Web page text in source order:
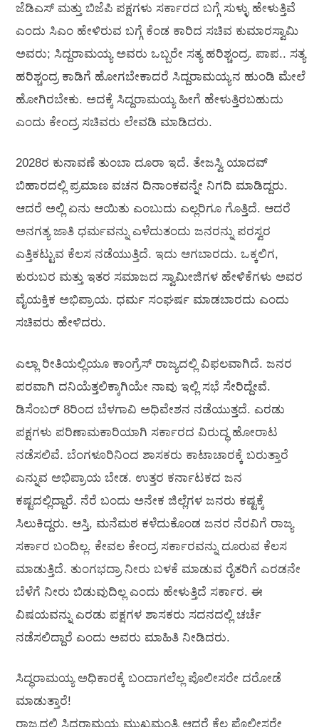
ಜೆಡಿಎಸ್ ಮತ್ತು ಬಿಜೆಪಿ ಪಕ್ಷಗಳು ಸರ್ಕಾರದ ಬಗ್ಗೆ ಸುಳ್ಳು ಹೇಳುತ್ತಿವೆ
ಎಂದು ಸಿಎಂ ಹೇಳಿರುವ ಬಗ್ಗೆ ಕೆಂಡ ಕಾರಿದ ಸಚಿವ ಕುಮಾರಸ್ವಾಮಿ
ಅವರು; ಸಿದ್ದರಾಮಯ್ಯ ಅವರು ಒಬ್ಬರೇ ಸತ್ಯ ಹರಿಶ್ಚಂದ್ರ. ಪಾಪ.. ಸತ್ಯ
ಹರಿಶ್ಚಂದ್ರ ಕಾಡಿಗೆ ಹೋಗಬೇಕಾದರೆ ಸಿದ್ದರಾಮಯ್ಯನ ಹುಂಡಿ ಮೇಲೆ
ಹೋಗಿರಬೇಕು. ಅದಕ್ಕೆ ಸಿದ್ದರಾಮಯ್ಯ ಹೀಗೆ ಹೇಳುತ್ತಿರಬಹುದು
ಎಂದು ಕೇಂದ್ರ ಸಚಿವರು ಲೇವಡಿ ಮಾಡಿದರು.
2028ರ ಕುನಾವಣೆ ತುಂಬಾ ದೂರಾ ಇದೆ. ತೇಜಸ್ವಿ ಯಾದವ್
ಬಿಹಾರದಲ್ಲಿ ಪ್ರಮಾಣ ವಚನ ದಿನಾಂಕವನ್ನೇ ನಿಗದಿ ಮಾಡಿದ್ದರು.
ಆದರೆ ಅಲ್ಲಿ ಏನು ಆಯಿತು ಎಂಬುದು ಎಲ್ಲರಿಗೂ ಗೊತ್ತಿದೆ. ಆದರೆ
ಅನಗತ್ಯ ಜಾತಿ ಧರ್ಮವನ್ನು ಎಳೆದುತಂದು ಜನರನ್ನು ಪರಸ್ವರ
ಎತ್ತಿಕಟ್ಟುವ ಕೆಲಸ ನಡೆಯುತ್ತಿದೆ. ಇದು ಆಗಬಾರದು. ಒಕ್ಕಲಿಗ,
ಕುರುಬರ ಮತ್ತು ಇತರ ಸಮಾಜದ ಸ್ವಾಮೀಜಿಗಳ ಹೇಳಿಕೆಗಳು ಅವರ
ವೈಯಕ್ತಿಕ ಅಭಿಪ್ರಾಯ. ಧರ್ಮ ಸಂಘರ್ಷ ಮಾಡಬಾರದು ಎಂದು
ಸಚಿವರು ಹೇಳಿದರು.
ಎಲ್ಲಾ ರೀತಿಯಲ್ಲಿಯೂ ಕಾಂಗ್ರೆಸ್ ರಾಜ್ಯದಲ್ಲಿ ವಿಫಲವಾಗಿದೆ. ಜನರ
ಪರವಾಗಿ ದನಿಯೆತ್ತಲಿಕ್ಕಾಗಿಯೇ ನಾವು ಇಲ್ಲಿ ಸಭೆ ಸೇರಿದ್ದೇವೆ.
ಡಿಸೆಂಬರ್ 8ರಿಂದ ಬೆಳಗಾವಿ ಅಧಿವೇಶನ ನಡೆಯುತ್ತದೆ. ಎರಡು
ಪಕ್ಷಗಳು ಪರಿಣಾಮಕಾರಿಯಾಗಿ ಸರ್ಕಾರದ ವಿರುದ್ಧ ಹೋರಾಟ
ನಡೆಸಲಿವೆ. ಬೆಂಗಳೂರಿನಿಂದ ಶಾಸಕರು ಕಾಟಾಚಾರಕ್ಕೆ ಬರುತ್ತಾರೆ
ಎನ್ನುವ ಅಭಿಪ್ರಾಯ ಬೇಡ. ಉತ್ತರ ಕರ್ನಾಟಕದ ಜನ
ಕಷ್ಟದಲ್ಲಿದ್ದಾರೆ. ನೆರೆ ಬಂದು ಅನೇಕ ಜಿಲ್ಲೆಗಳ ಜನರು ಕಷ್ಟಕ್ಕೆ
ಸಿಲುಕಿದ್ದರು. ಆಸ್ತಿ, ಮನೆಮಠ ಕಳೆದುಕೊಂಡ ಜನರ ನೆರವಿಗೆ ರಾಜ್ಯ
ಸರ್ಕಾರ ಬಂದಿಲ್ಲ. ಕೇವಲ ಕೇಂದ್ರ ಸರ್ಕಾರವನ್ನು ದೂರುವ ಕೆಲಸ
ಮಾಡುತ್ತಿದೆ. ತುಂಗಭದ್ರಾ ನೀರು ಬಳಕೆ ಮಾಡುವ ರೈತರಿಗೆ ಎರಡನೇ
ಬೆಳೆಗೆ ನೀರು ಬಿಡುವುದಿಲ್ಲ ಎಂದು ಹೇಳುತ್ತಿದೆ ಸರ್ಕಾರ. ಈ
ವಿಷಯವನ್ನು ಎರಡು ಪಕ್ಷಗಳ ಶಾಸಕರು ಸದನದಲ್ಲಿ ಚರ್ಚೆ
ನಡೆಸಲಿದ್ದಾರೆ ಎಂದು ಅವರು ಮಾಹಿತಿ ನೀಡಿದರು.
ಸಿದ್ಧರಾಮಯ್ಯ ಅಧಿಕಾರಕ್ಕೆ ಬಂದಾಗಲೆಲ್ಲ ಪೊಲೀಸರೇ ದರೋಡೆ
ಮಾಡುತ್ತಾರೆ!
ರಾಜ್ಯದಲ್ಲಿ ಸಿದ್ದರಾಮಯ್ಯ ಮುಖ್ಯಮಂತ್ರಿ ಆದರೆ ಕೆಲ ಪೊಲೀಸರೇ